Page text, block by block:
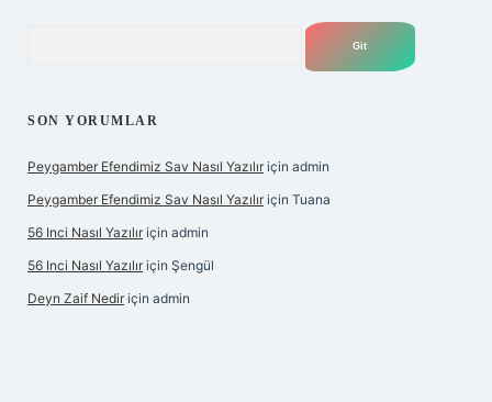
SON YORUMLAR
Peygamber Efendimiz Sav Nasıl Yazılır için admin
Peygamber Efendimiz Sav Nasıl Yazılır için Tuana
56 Inci Nasıl Yazılır için admin
56 Inci Nasıl Yazılır için Şengül
Deyn Zaif Nedir için admin